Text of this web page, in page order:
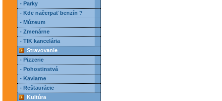
- Parky
- Kde načerpať benzín ?
- Múzeum
- Zmenárne
- TIK kancelária
Stravovanie
- Pizzerie
- Pohostinstvá
- Kaviarne
- Reštaurácie
Kultúra